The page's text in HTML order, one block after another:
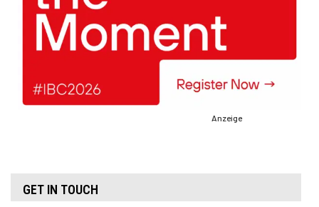
Anzeige
GET IN TOUCH